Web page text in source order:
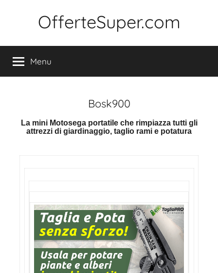
contenuto
OfferteSuper.com
Menu
Bosk900
La mini Motosega portatile che rimpiazza tutti gli
attrezzi di giardinaggio, taglio rami e potatura